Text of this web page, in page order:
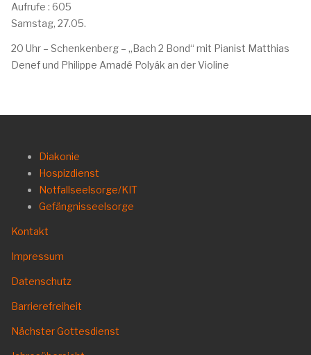
Aufrufe : 605
Samstag, 27.05.
20 Uhr – Schenkenberg – „Bach 2 Bond“ mit Pianist Matthias
Denef und Philippe Amadé Polyák an der Violine
Diakonie
Hospizdienst
Notfallseelsorge/KIT
Gefängnisseelsorge
Kontakt
Impressum
Datenschutz
Barrierefreiheit
Nächster Gottesdienst